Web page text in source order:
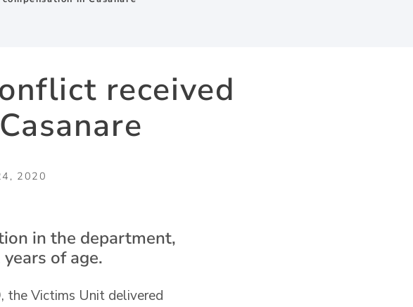
received
2020
in the department,
of age.
the Victims Unit delivered